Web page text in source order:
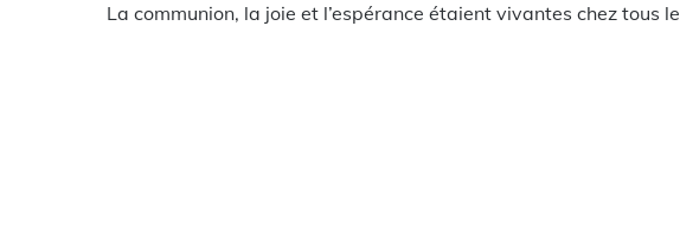
La communion, la joie et l’espérance étaient vivantes chez tous